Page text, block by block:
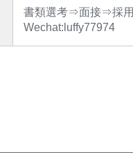
書類選考⇒面接⇒採用
Wechat:luffy77974